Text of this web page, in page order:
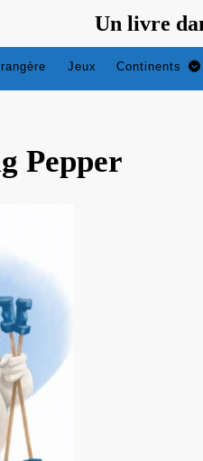
Un livre
Jeux Continents
Pepper